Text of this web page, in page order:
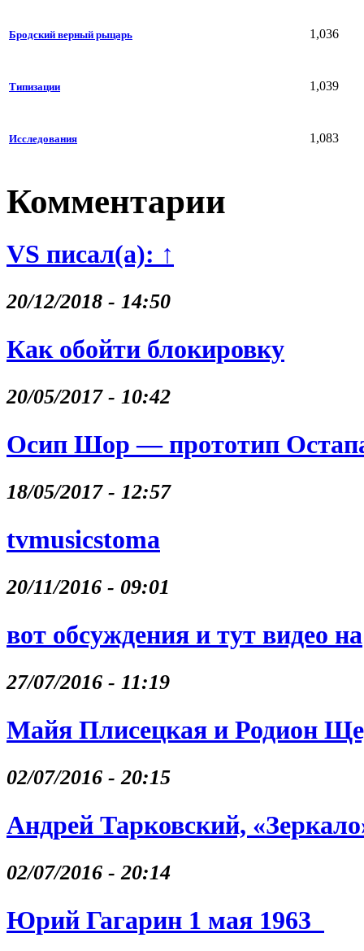
Бродский верный рыцарь 1,036
Типизации 1,039
Исследования 1,083
Комментарии
VS писал(а): ↑
20/12/2018 - 14:50
Как обойти блокировку
20/05/2017 - 10:42
Осип Шор — прототип
18/05/2017 - 12:57
tvmusicstoma
20/11/2016 - 09:01
вот обсуждения и тут видео на
27/07/2016 - 11:19
Майя Плисецкая и Родион
02/07/2016 - 20:15
Андрей Тарковский,
02/07/2016 - 20:14
Юрий Гагарин 1 мая 1963